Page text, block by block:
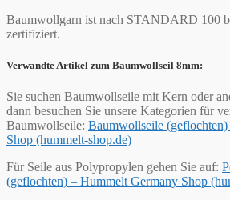
Baumwollgarn ist nach STANDARD 100
zertifiziert.
Verwandte Artikel zum Baumwollseil 8mm:
Sie suchen Baumwollseile mit Kern oder
dann besuchen Sie unsere Kategorien für
Baumwollseile: Baumwollseile
Shop (hummelt-shop.de)
Für Seile aus Polypropylen gehen Sie auf:
(geflochten) – Hummelt Germany Shop